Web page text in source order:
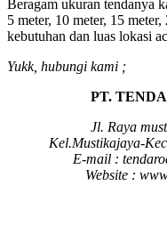
Beragam ukuran tendanya
5 meter, 10 meter, 15 meter,
kebutuhan dan luas lokasi
Yukk, hubungi kami ;
PT.
Jl. Raya
Kel.Mustikajaya-
E-mail :
Website :